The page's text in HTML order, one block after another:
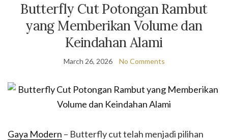
Butterfly Cut Potongan Rambut
yang Memberikan Volume dan
Keindahan Alami
March 26, 2026 No Comments
Gaya Modern – Butterfly cut telah menjadi pilihan